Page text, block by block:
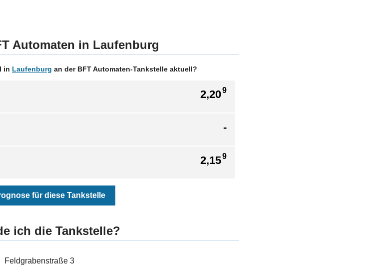
Automaten in Laufenburg
in Laufenburg an der BFT Automaten-Tankstelle aktuell?
2,209
-
2,159
für diese Tankstelle
ich die Tankstelle?
Feldgrabenstraße 3